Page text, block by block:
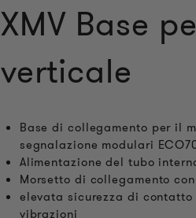
XMV Base
verticale
Base di collegamento per il
segnalazione modulari
Alimentazione del tubo
Morsetto di collegamento
elevata sicurezza di
vibrazioni